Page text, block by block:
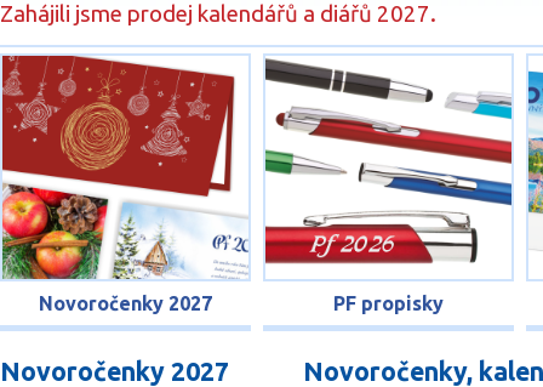
Zahájili jsme prodej kalendářů a diářů 2027.
Novoročenky 2027 PF propisky
Novoročenky 2027
Novoročenky,